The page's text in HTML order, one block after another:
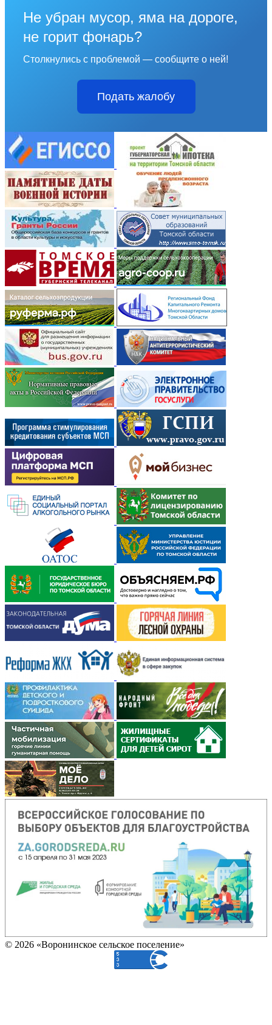
Не убран мусор, яма на дороге,
не горит фонарь?
Столкнулись с проблемой — сообщите о ней!
Подать жалобу
© 2026 «Воронинское сельское поселение»